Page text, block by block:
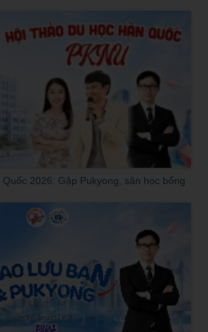
2026: Gặp Pukyong, săn học bổng